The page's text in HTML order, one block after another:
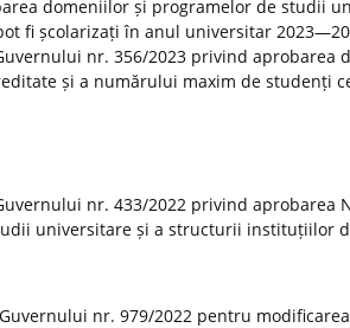
domeniilor și programelor de studii
fi școlarizați în anul universitar
nr. 356/2023 privind aprobarea
și a numărului maxim de studenți
nr. 433/2022 privind aprobarea
universitare și a structurii instituțiilor
nr. 979/2022 pentru